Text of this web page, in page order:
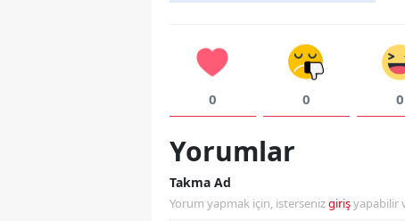
0 0 0
Yorumlar
Takma Ad
Yorum yapmak için, istersenizgirişyapabilir